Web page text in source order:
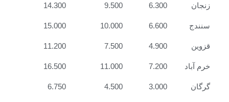
زنجان 6.300
9.500
14.300
سنندج 6.600
10.000
15.000
قزوین 4.900
7.500
11.200
خرم آباد 7.200
11.000
16.500
گرگان 3.000
4.500
6.750